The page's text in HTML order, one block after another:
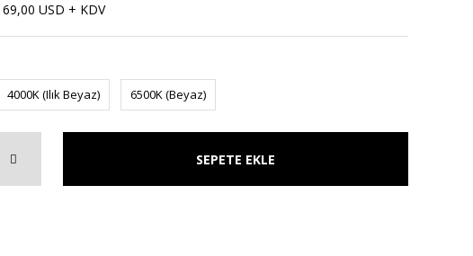
69,00 USD + KDV
4000K (Ilık Beyaz) 6500K (Beyaz)
SEPETE EKLE